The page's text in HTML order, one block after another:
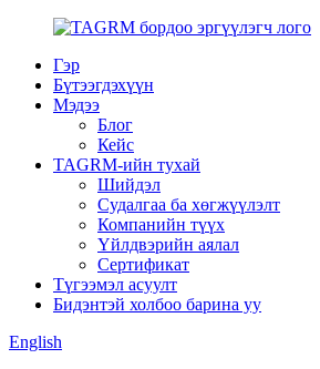
Гэр
Бүтээгдэхүүн
Мэдээ
Блог
Кейс
TAGRM-ийн тухай
Шийдэл
Судалгаа ба хөгжүүлэлт
Компанийн түүх
Үйлдвэрийн аялал
Сертификат
Түгээмэл асуулт
Бидэнтэй холбоо барина уу
English